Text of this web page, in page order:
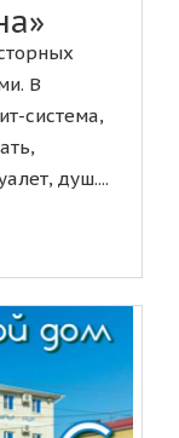
В
система,
душ....